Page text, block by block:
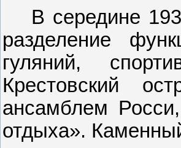
В середине
разделение
гуляний,
Крестовский
ансамблем
отдыха».